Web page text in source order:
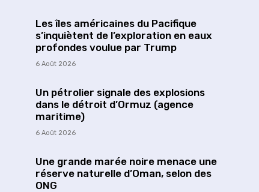
Les îles américaines du Pacifique
s’inquiètent de l’exploration en eaux
profondes voulue par Trump
6 Août 2026
Un pétrolier signale des explosions
dans le détroit d’Ormuz (agence
maritime)
6 Août 2026
Une grande marée noire menace une
réserve naturelle d’Oman, selon des
ONG